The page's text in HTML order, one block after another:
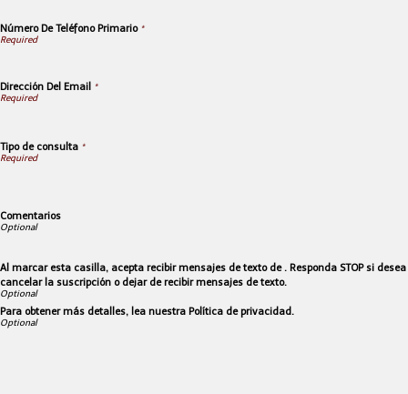
Número De Teléfono Primario*
Dirección Del Email *
Tipo de consulta *
Comentarios
Al marcar esta casilla, acepta recibir mensajes de texto de . Responda STOP si desea
cancelar la suscripción o dejar de recibir mensajes de texto.
Para obtener más detalles, lea nuestra Política de privacidad.